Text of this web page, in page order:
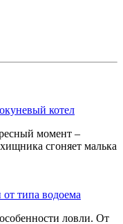
котел
момент –
сгоняет малька
типа водоема
ловли. От